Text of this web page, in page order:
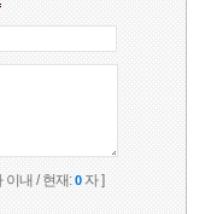
이내 / 현재:0자 ]